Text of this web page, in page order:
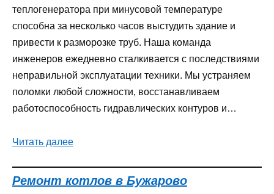
теплогенератора при минусовой температуре
способна за несколько часов выстудить здание и
привести к разморозке труб. Наша команда
инженеров ежедневно сталкивается с последствиями
неправильной эксплуатации техники. Мы устраняем
поломки любой сложности, восстанавливаем
работоспособность гидравлических контуров и…
Читать далее
Ремонт котлов в Бужарово